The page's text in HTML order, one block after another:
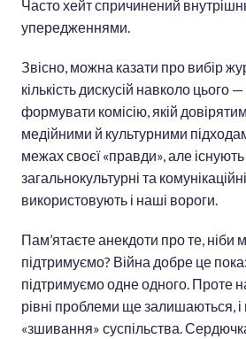
Часто хейт спричинений
упередженнями.
Звісно, можна казати про вибір
кількість дискусій навколо
формувати комісію, якій
медійними й культурними
межах своєї «правди», але
загальнокультурні та комунікаційні
використовують і наші вороги.
Пам’ятаєте анекдоти про те, ніби
підтримуємо? Війна добре це
підтримуємо одне одного. Проте
рівні проблеми ще залишаються, і
«зшивання» суспільства.